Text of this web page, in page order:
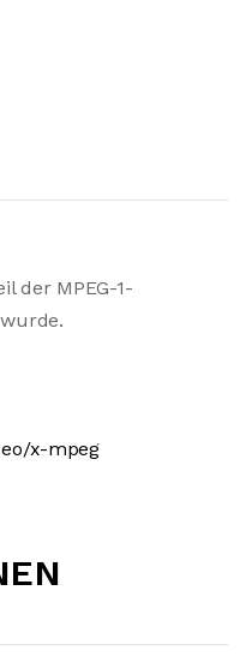
der MPEG-1-
x-mpeg